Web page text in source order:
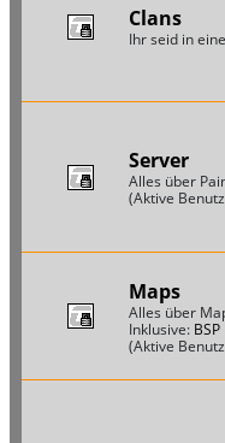
Clans
Ihr seid in
Server
Alles über
(Aktive
Maps
Alles über
Inklusive:
(Aktive